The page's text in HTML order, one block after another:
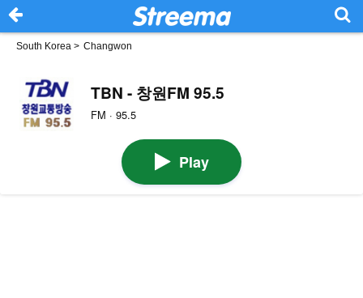
South Korea > Changwon
TBN - 창원FM 95.5
FM · 95.5
Play